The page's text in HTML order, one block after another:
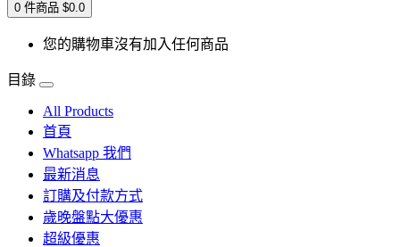
0 件商品 $0.0
您的購物車沒有加入任何商品
目錄
All Products
首頁
Whatsapp 我們
最新消息
訂購及付款方式
歲晚盤點大優惠
超級優惠